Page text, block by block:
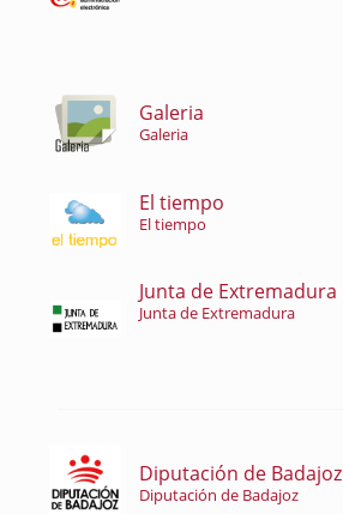
Galeria
Galeria
El tiempo
El tiempo
Junta de Extremadura
Junta de Extremadura
Diputación de Badajoz
Diputación de Badajoz